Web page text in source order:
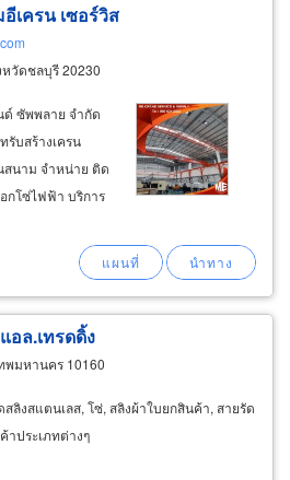
อีเครน เซอร์วิส
วัดชลบุรี 20230
ด์ ซัพพลาย จำกัด
รับสร้างเครน
สนาม จำหน่าย ติด
กโซ่ไฟฟ้า บริการ
ทดสอบ บำรุงรักษา
อล.เทรดดิ้ง
พมหานคร 10160
ลิงสแตนเลส, โซ่, สลิงผ้าใบยกสินค้า, สายรัด
าประเภทต่างๆ